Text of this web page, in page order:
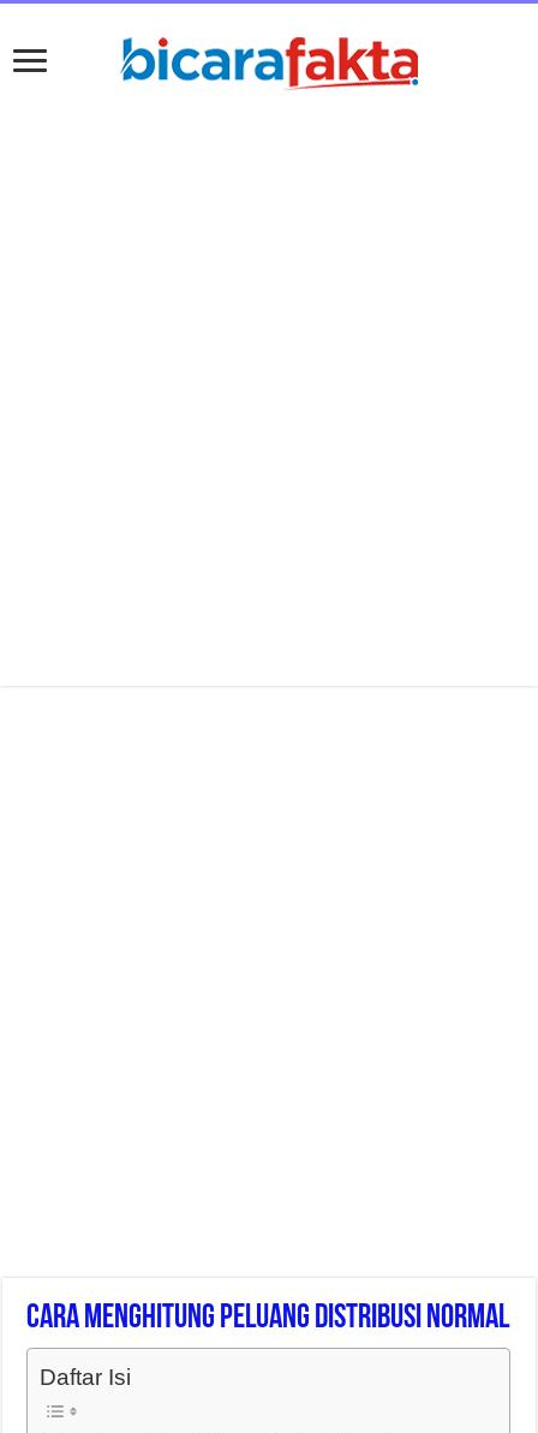
Cara Menghitung Peluang Distribusi Normal
Daftar Isi